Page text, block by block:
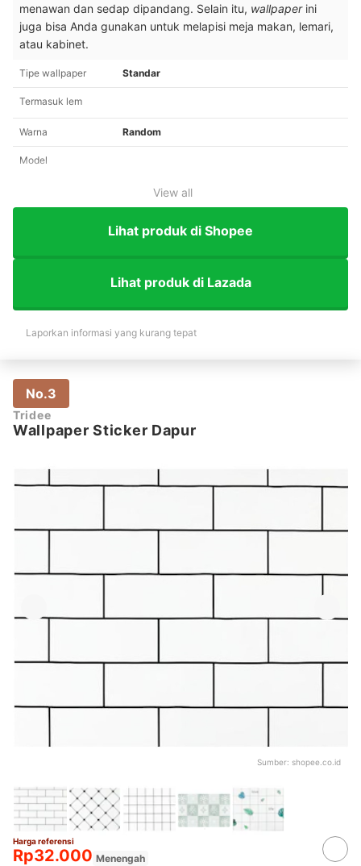
menawan dan sedap dipandang. Selain itu, wallpaperini
juga bisa Anda gunakan untuk melapisi meja makan, lemari,
atau kabinet.
Tipe wallpaper Standar
Termasuk lem
Warna Random
Model
View all
Lihat produk di Shopee
Lihat produk di Lazada
Laporkan informasi yang kurang tepat
No.3
Tridee
Wallpaper Sticker Dapur
Sumber: shopee.co.id
Harga referensi
Rp32.000 Menengah